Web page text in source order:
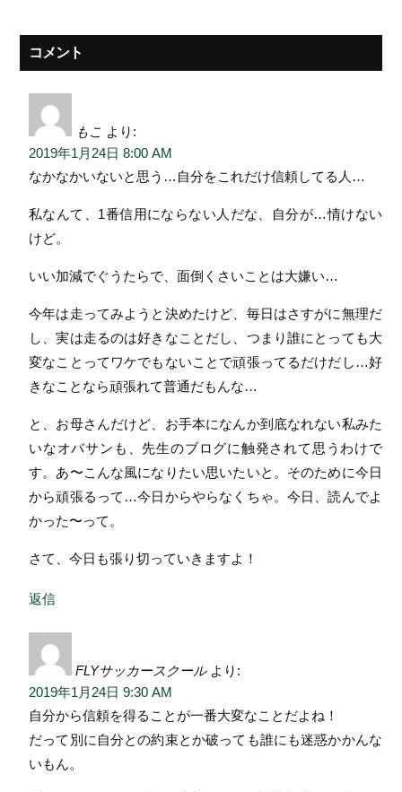
コメント
もこ より:
2019年1月24日 8:00 AM
なかなかいないと思う…自分をこれだけ信頼してる人…
私なんて、1番信用にならない人だな、自分が…情けない
けど。
いい加減でぐうたらで、面倒くさいことは大嫌い…
今年は走ってみようと決めたけど、毎日はさすがに無理だ
し、実は走るのは好きなことだし、つまり誰にとっても大
変なことってワケでもないことで頑張ってるだけだし…好
きなことなら頑張れて普通だもんな…
と、お母さんだけど、お手本になんか到底なれない私みた
いなオバサンも、先生のブログに触発されて思うわけで
す。あ〜こんな風になりたい思いたいと。そのために今日
から頑張るって…今日からやらなくちゃ。今日、読んでよ
かった〜って。
さて、今日も張り切っていきますよ！
返信
FLYサッカースクール より:
2019年1月24日 9:30 AM
自分から信頼を得ることが一番大変なことだよね！
だって別に自分との約束とか破っても誰にも迷惑かかんな
いもん。